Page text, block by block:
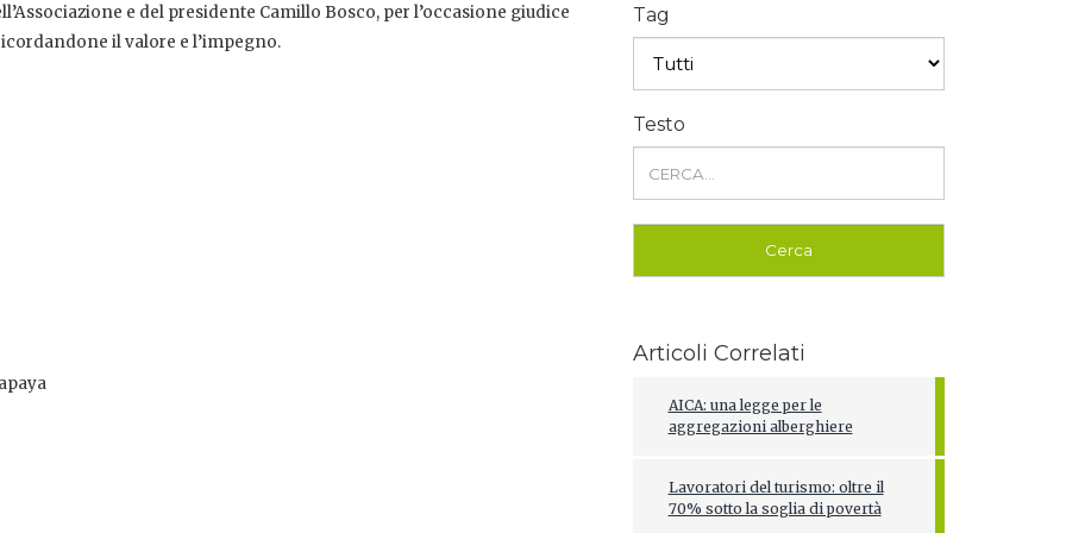
e del presidente Camillo Bosco, per l’occasione giudice
il valore e l’impegno.
Tag
Testo
Articoli Correlati
AICA: una legge per le
aggregazioni alberghiere
Lavoratori del turismo: oltre il
70% sotto la soglia di povertà